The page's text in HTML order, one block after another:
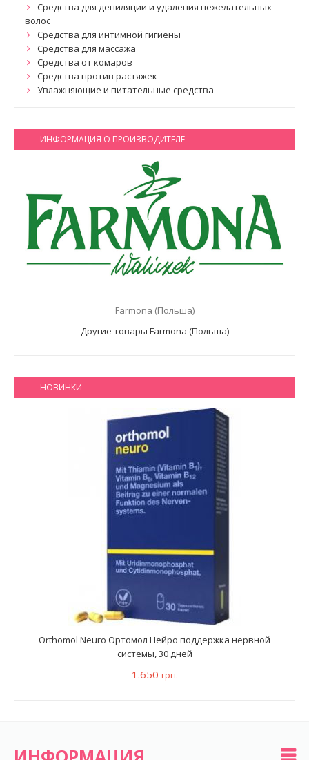
Средства для депиляции и удаления нежелательных
волос
Средства для интимной гигиены
Средства для массажа
Средства от комаров
Средства против растяжек
Увлажняющие и питательные средства
ИНФОРМАЦИЯ О ПРОИЗВОДИТЕЛЕ
Farmona (Польша)
Другие товары Farmona (Польша)
НОВИНКИ
Orthomol Neuro Ортомол Нейро поддержка нервной
системы, 30 дней
1.650 грн.